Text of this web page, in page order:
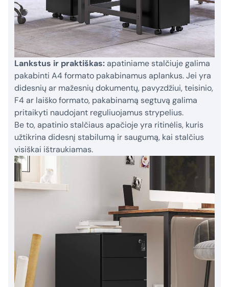
Lankstus ir praktiškas:apatiniame stalčiuje galima
pakabinti A4 formato pakabinamus aplankus. Jei yra
didesnių ar mažesnių dokumentų, pavyzdžiui, teisinio,
F4 ar laiško formato, pakabinamą segtuvą galima
pritaikyti naudojant reguliuojamus strypelius.
Be to, apatinio stalčiaus apačioje yra ritinėlis, kuris
užtikrina didesnį stabilumą ir saugumą, kai stalčius
visiškai ištraukiamas.